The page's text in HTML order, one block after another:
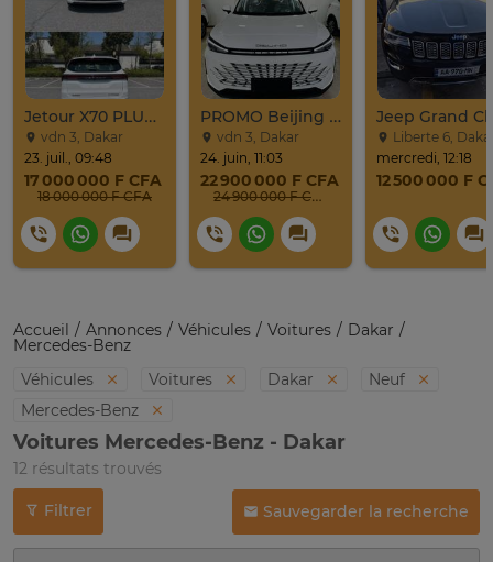
Jetour X70 PLUS 2024
vdn 3, Dakar
23. juil., 09:48
17 000 000 F CFA
18 000 000 F CFA
PROMO Beijing X7 / 2025
vdn 3, Dakar
24. juin, 11:03
22 900 000 F CFA
24 900 000 F CFA
Liberte 6,
mercredi, 12:18
12 500 000 F
Accueil Annonces Véhicules Voitures Dakar
Mercedes-Benz
Véhicules
Voitures Dakar
Neuf
Mercedes-Benz
Voitures Mercedes-Benz - Dakar
12 résultats trouvés
Filtrer Sauvegarder la recherche